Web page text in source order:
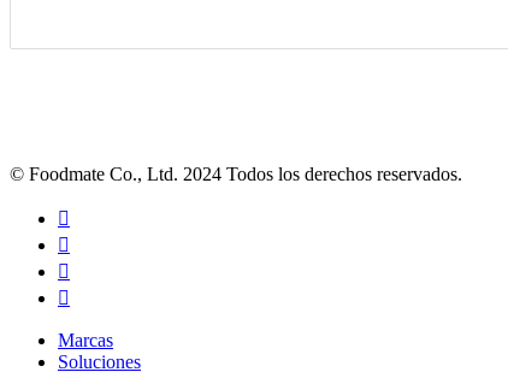
© Foodmate Co., Ltd. 2024 Todos los derechos reservados.




Marcas
Soluciones